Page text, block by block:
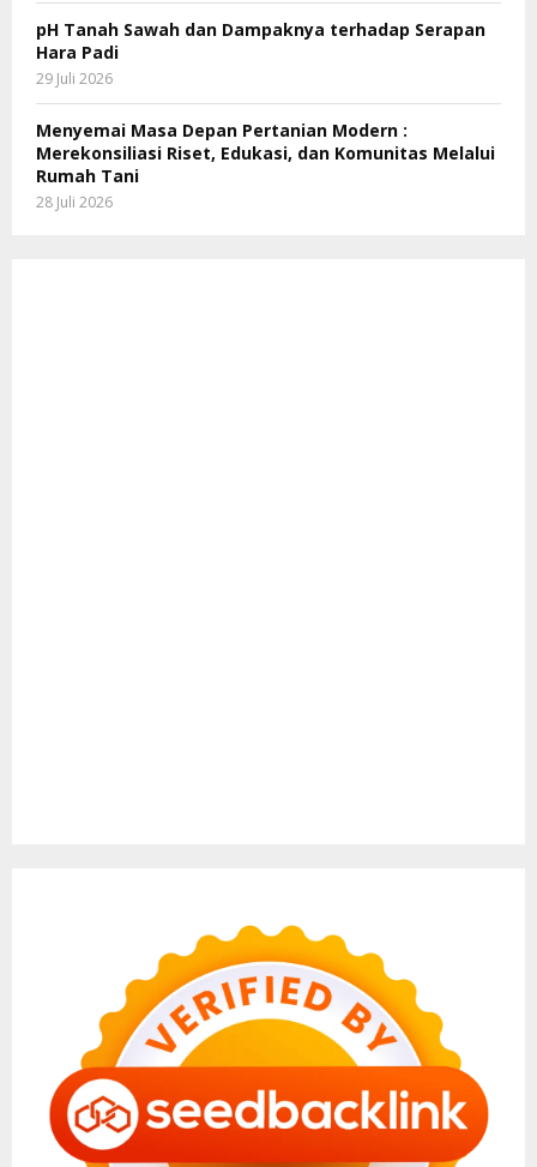
pH Tanah Sawah dan Dampaknya terhadap Serapan
Hara Padi
29 Juli 2026
Menyemai Masa Depan Pertanian Modern :
Merekonsiliasi Riset, Edukasi, dan Komunitas Melalui
Rumah Tani
28 Juli 2026